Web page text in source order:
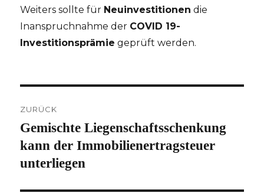
Weiters sollte für Neuinvestitionen die
Inanspruchnahme der COVID 19-
Investitionsprämie geprüft werden.
ZURÜCK
Vorheriger
Beitrag:
Gemischte Liegenschaftsschenkung
kann der Immobilienertragsteuer
unterliegen